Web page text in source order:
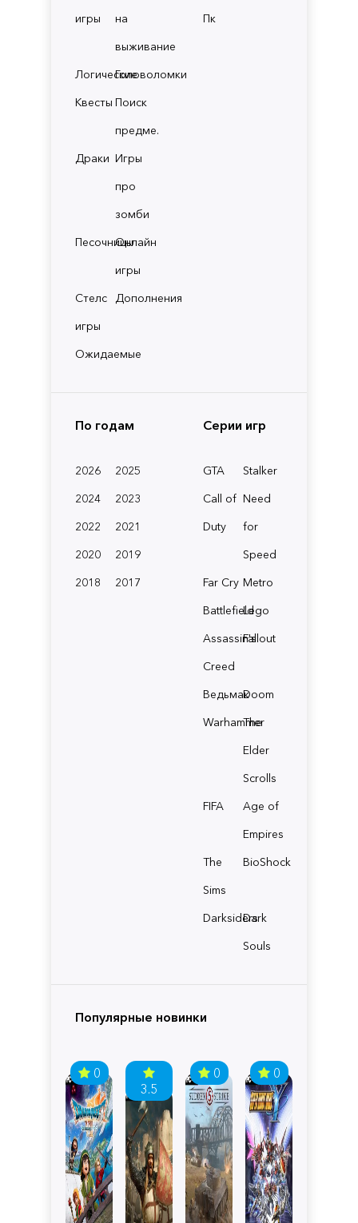
игры
на
выживание
ЛогическиеГоловоломки
Квесты Поиск
предме.
Драки Игры
про
зомби
ПесочницыОнлайн
игры
Стелс
игры
Дополнения
Ожидаемые
Пк
По годам
2026
2025
2024
2023
2022
2021
2020
2019
2018
2017
Серии игр
GTA
Stalker
Call of
Duty
Need
for
Speed
Far Cry Metro
BattlefieldLego
Assassin's
Creed
Fallout
ВедьмакDoom
Warhammer
The
Elder
Scrolls
FIFA
Age of
Empires
The
Sims
BioShock
Darksiders
Dark
Souls
Популярные новинки
0
3.5
0 0